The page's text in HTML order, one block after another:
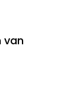
van